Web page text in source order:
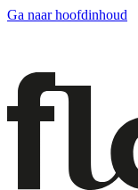
Ga naar hoofdinhoud